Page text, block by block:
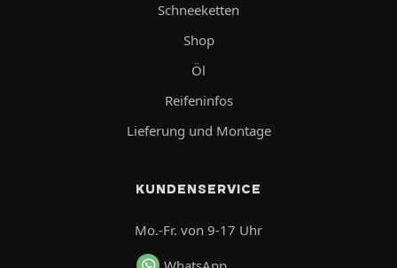
Schneeketten
Shop
Öl
Reifeninfos
Lieferung und Montage
KUNDENSERVICE
Mo.-Fr. von 9-17 Uhr